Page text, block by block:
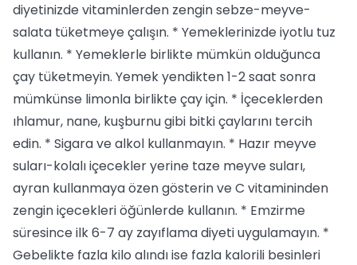
diyetinizde vitaminlerden zengin sebze-meyve-
salata tüketmeye çalışın. * Yemeklerinizde iyotlu tuz
kullanın. * Yemeklerle birlikte mümkün olduğunca
çay tüketmeyin. Yemek yendikten 1-2 saat sonra
mümkünse limonla birlikte çay için. * İçeceklerden
ıhlamur, nane, kuşburnu gibi bitki çaylarını tercih
edin. * Sigara ve alkol kullanmayın. * Hazır meyve
suları-kolalı içecekler yerine taze meyve suları,
ayran kullanmaya özen gösterin ve C vitamininden
zengin içecekleri öğünlerde kullanın. * Emzirme
süresince ilk 6-7 ay zayıflama diyeti uygulamayın. *
Gebelikte fazla kilo alındı ise fazla kalorili besinleri